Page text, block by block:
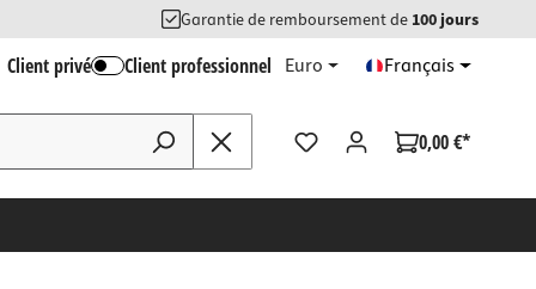
Garantie de remboursement de 100 jours
Client privé Client professionnel Euro Français
0,00 €*